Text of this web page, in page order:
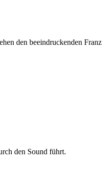
den beeindruckenden Franz
den Sound führt.